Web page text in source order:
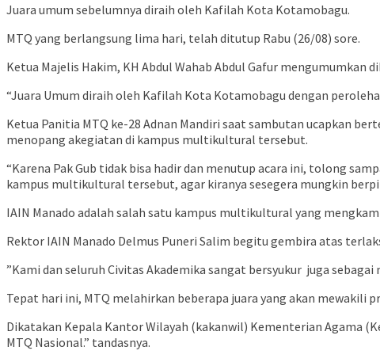
Juara umum sebelumnya diraih oleh Kafilah Kota Kotamobagu.
MTQ yang berlangsung lima hari, telah ditutup Rabu (26/08) sore.
Ketua Majelis Hakim, KH Abdul Wahab Abdul Gafur mengumumkan
“Juara Umum diraih oleh Kafilah Kota Kotamobagu dengan
Ketua Panitia MTQ ke-28 Adnan Mandiri saat sambutan ucapkan
menopang akegiatan di kampus multikultural tersebut.
“Karena Pak Gub tidak bisa hadir dan menutup acara ini, tolong
kampus multikultural tersebut, agar kiranya sesegera mungkin
IAIN Manado adalah salah satu kampus multikultural yang
Rektor IAIN Manado Delmus Puneri Salim begitu gembira atas
”Kami dan seluruh Civitas Akademika sangat bersyukur juga
Tepat hari ini, MTQ melahirkan beberapa juara yang akan
Dikatakan Kepala Kantor Wilayah (kakanwil) Kementerian Agama
MTQ Nasional.” tandasnya.